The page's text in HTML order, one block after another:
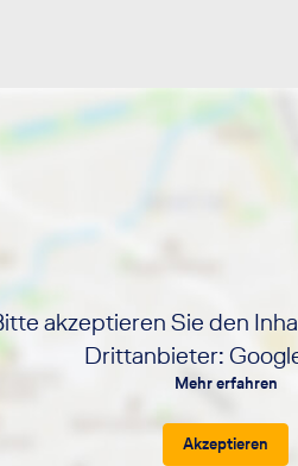
akzeptieren Sie den
Drittanbieter:
Mehr erfahren
Akzeptieren